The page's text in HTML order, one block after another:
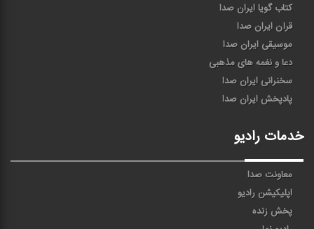
کتاب گویا ایران صدا
قرآن ایران صدا
موسیقی ایران صدا
دعا و نغمه های مذهبی
سخنرانی ایران صدا
پادپخش ایران صدا
خدمات رادیو
معاونت صدا
اپلیکیشن رادیو
پخش زنده